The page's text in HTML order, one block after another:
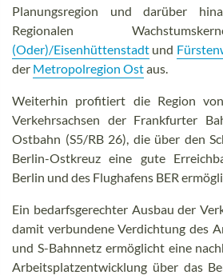
Planungsregion und darüber
Regionalen
(Oder)/Eisenhüttenstadt und
der Metropolregion Ostaus.
Weiterhin profitiert die Region
Verkehrsachsen der Frankfurter
Ostbahn (S5/RB 26), die über den
Berlin-Ostkreuz eine gute
Berlin und des Flughafens BER
Ein bedarfsgerechter Ausbau der
damit verbundene Verdichtung des
und S-Bahnnetz ermöglicht eine
Arbeitsplatzentwicklung über das